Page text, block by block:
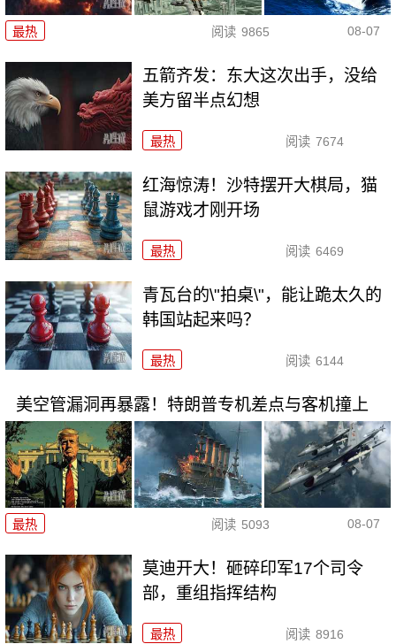
最热 阅读 9865 08-07
五箭齐发：东大这次出手，没给
美方留半点幻想
最热 阅读 7674
红海惊涛！沙特摆开大棋局，猫
鼠游戏才刚开场
最热 阅读 6469
青瓦台的\"拍桌\"，能让跪太久的
韩国站起来吗？
最热 阅读 6144
美空管漏洞再暴露！特朗普专机差点与客机撞上
最热 阅读 5093 08-07
莫迪开大！砸碎印军17个司令
部，重组指挥结构
最热 阅读 8916